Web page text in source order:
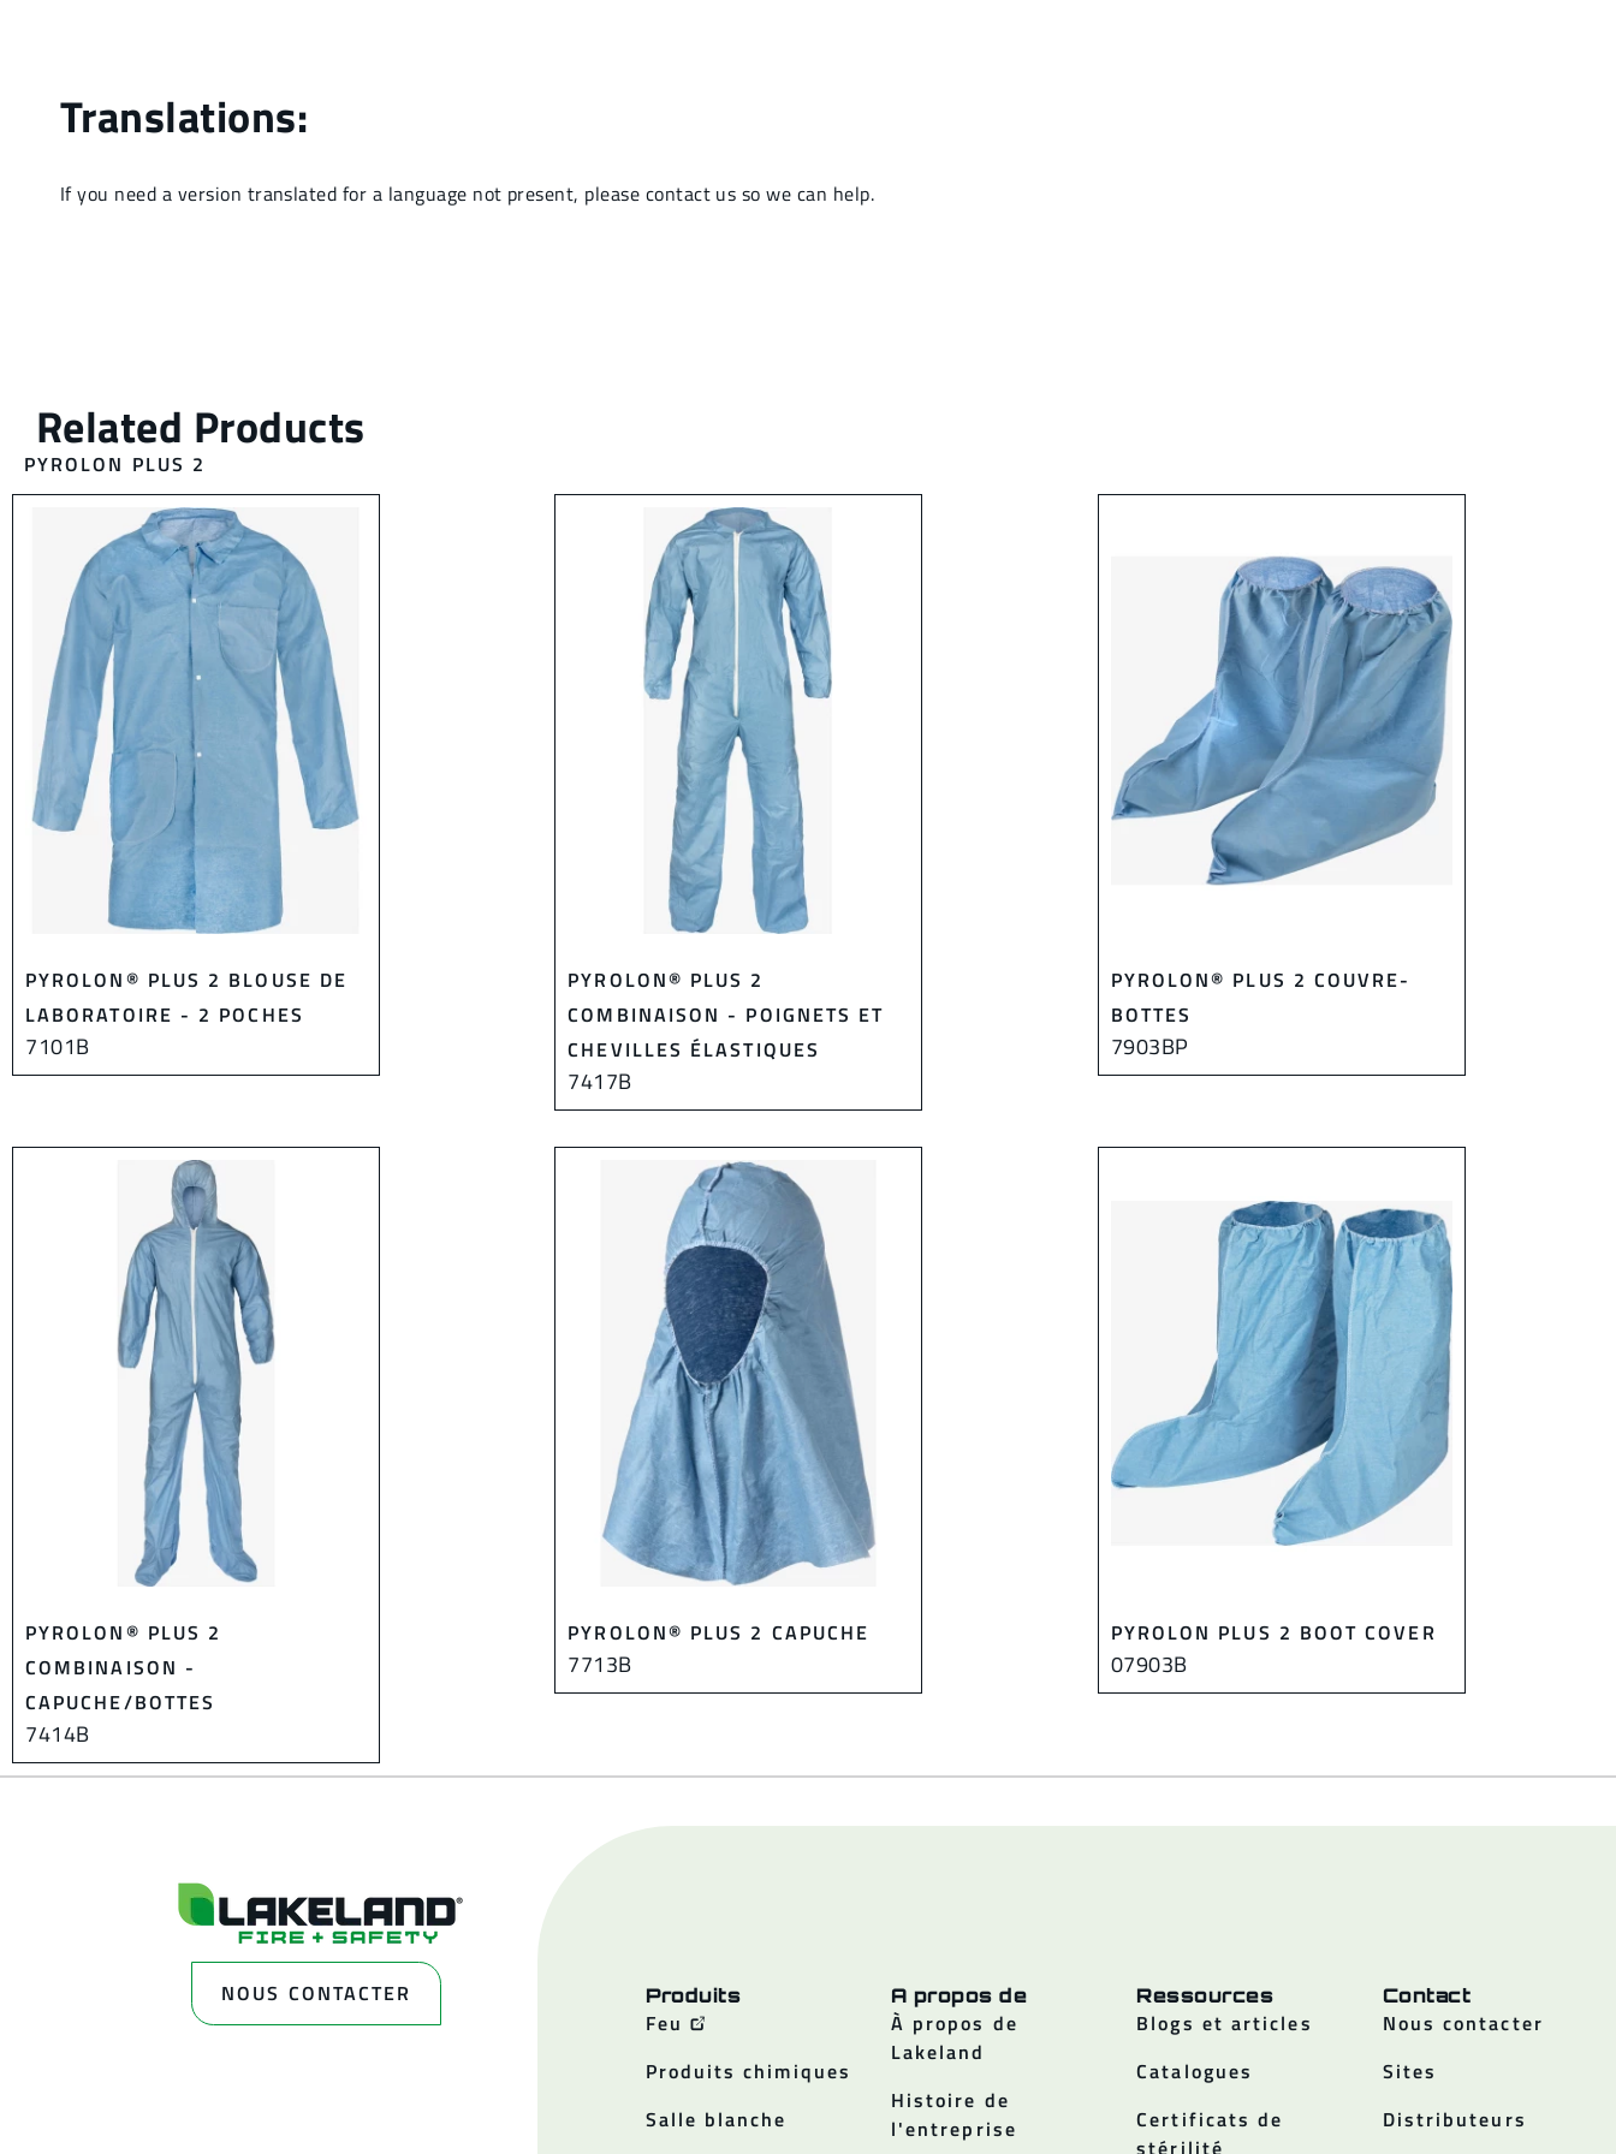
PYROLON PLUS 2
PYROLON® PLUS 2 BLOUSE DE
LABORATOIRE - 2 POCHES
7101B
PYROLON® PLUS 2
COMBINAISON - POIGNETS ET
CHEVILLES ÉLASTIQUES
7417B
PYROLON® PLUS 2 COUVRE-
BOTTES
7903BP
PYROLON® PLUS 2
COMBINAISON -
CAPUCHE/BOTTES
7414B
PYROLON® PLUS 2 CAPUCHE
7713B
PYROLON PLUS 2 BOOT COVER
07903B
NOUS CONTACTER Produits
Feu
Produits chimiques
Salle blanche
A propos de
À propos de
Lakeland
Histoire de
l'entreprise
Ressources
Blogs et articles
Catalogues
Certificats de
stérilité
Contact
Nous contacter
Sites
Distributeurs